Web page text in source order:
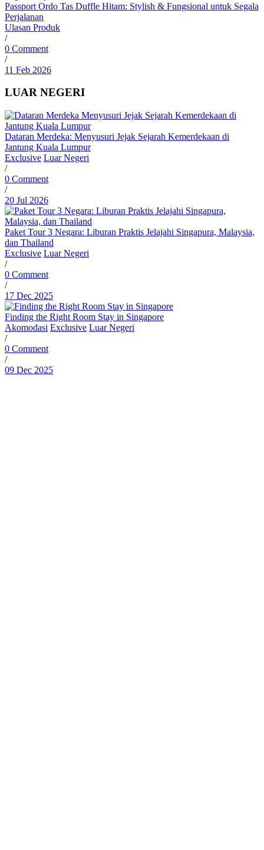
Passport Ordo Tas Duffle Hitam: Stylish & Fungsional untuk Segala
Perjalanan
Ulasan Produk
/
0 Comment
/
11 Feb 2026
LUAR NEGERI
Dataran Merdeka: Menyusuri Jejak Sejarah Kemerdekaan di
Jantung Kuala Lumpur
Exclusive Luar Negeri
/
0 Comment
/
20 Jul 2026
Paket Tour 3 Negara: Liburan Praktis Jelajahi Singapura, Malaysia,
dan Thailand
Exclusive Luar Negeri
/
0 Comment
/
17 Dec 2025
Finding the Right Room Stay in Singapore
Akomodasi Exclusive Luar Negeri
/
0 Comment
/
09 Dec 2025